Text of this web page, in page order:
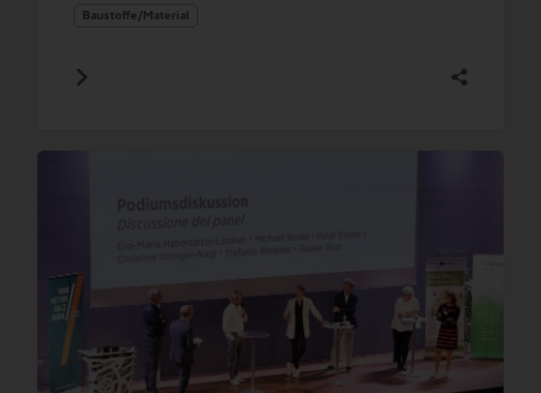
Baustoffe/Material